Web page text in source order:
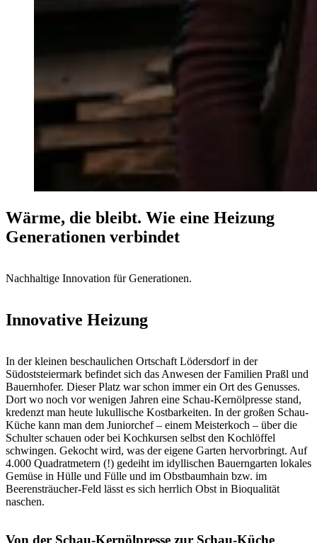
Wärme, die bleibt. Wie eine Heizung
Generationen verbindet
Nachhaltige Innovation für Generationen.
Innovative Heizung
In der kleinen beschaulichen Ortschaft Lödersdorf in der
Südoststeiermark befindet sich das Anwesen der Familien Praßl und
Bauernhofer. Dieser Platz war schon immer ein Ort des Genusses.
Dort wo noch vor wenigen Jahren eine Schau-Kernölpresse stand,
kredenzt man heute lukullische Kostbarkeiten. In der großen Schau-
Küche kann man dem Juniorchef – einem Meisterkoch – über die
Schulter schauen oder bei Kochkursen selbst den Kochlöffel
schwingen. Gekocht wird, was der eigene Garten hervorbringt. Auf
4.000 Quadratmetern (!) gedeiht im idyllischen Bauerngarten lokales
Gemüse in Hülle und Fülle und im Obstbaumhain bzw. im
Beerensträucher-Feld lässt es sich herrlich Obst in Bioqualität
naschen.